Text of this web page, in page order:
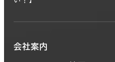
会社案内